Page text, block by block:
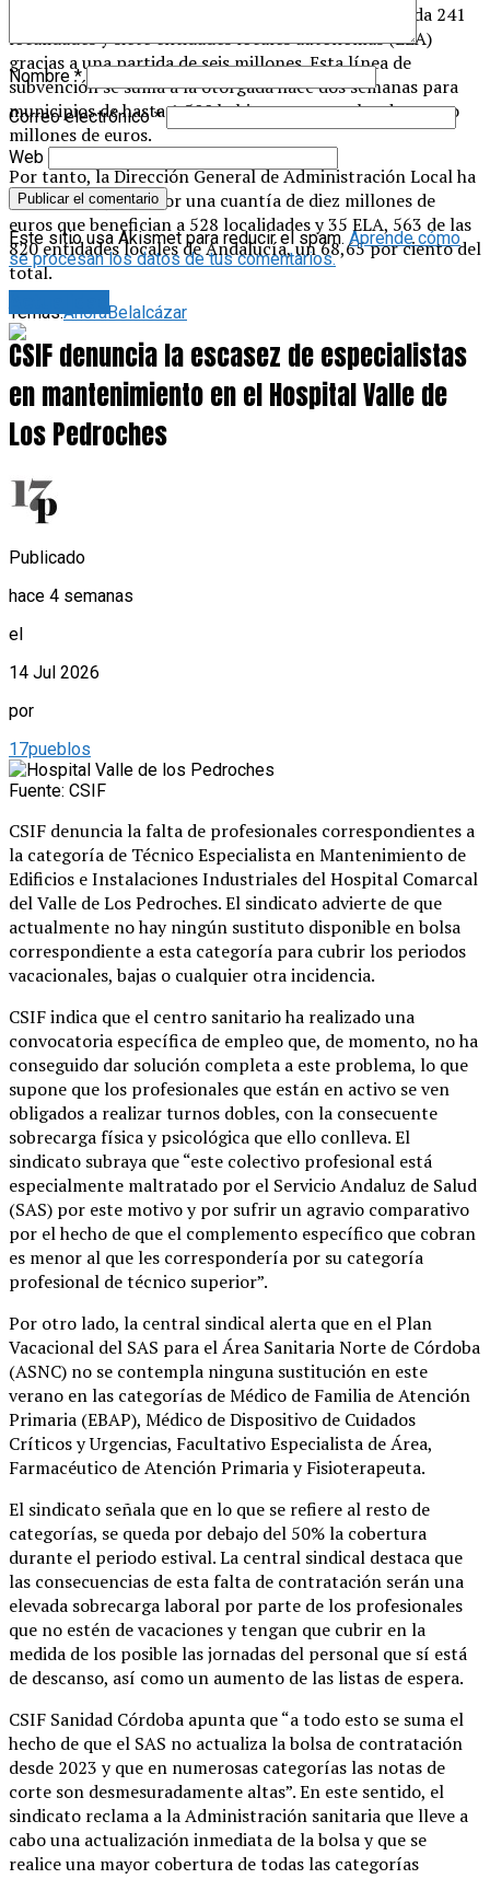
En total, en Andalucía se beneficiarán de esta medida 241
localidades y siete entidades locales autónomas (ELA)
gracias a una partida de seis millones. Esta línea de
subvención se suma a la otorgada hace dos semanas para
municipios de hasta 1.500 habitantes por valor de cuatro
millones de euros.
Por tanto, la Dirección General de Administración Local ha
impulsado ayudas por una cuantía de diez millones de
euros que benefician a 528 localidades y 35 ELA, 563 de las
820 entidades locales de Andalucía, un 68,65 por ciento del
total.
Temas:AñoraBelalcázar
Nombre*
Correo electrónico*
Web
Este sitio usa Akismet para reducir el spam. Aprende cómo
se procesan los datos de tus comentarios.
CSIF denuncia la escasez de especialistas
en mantenimiento en el Hospital Valle de
Los Pedroches
Publicado
hace 4 semanas
el
14 Jul 2026
por
17pueblos
Fuente: CSIF
CSIF denuncia la falta de profesionales correspondientes a
la categoría de Técnico Especialista en Mantenimiento de
Edificios e Instalaciones Industriales del Hospital Comarcal
del Valle de Los Pedroches. El sindicato advierte de que
actualmente no hay ningún sustituto disponible en bolsa
correspondiente a esta categoría para cubrir los periodos
vacacionales, bajas o cualquier otra incidencia.
CSIF indica que el centro sanitario ha realizado una
convocatoria específica de empleo que, de momento, no ha
conseguido dar solución completa a este problema, lo que
supone que los profesionales que están en activo se ven
obligados a realizar turnos dobles, con la consecuente
sobrecarga física y psicológica que ello conlleva. El
sindicato subraya que “este colectivo profesional está
especialmente maltratado por el Servicio Andaluz de Salud
(SAS) por este motivo y por sufrir un agravio comparativo
por el hecho de que el complemento específico que cobran
es menor al que les correspondería por su categoría
profesional de técnico superior”.
Por otro lado, la central sindical alerta que en el Plan
Vacacional del SAS para el Área Sanitaria Norte de Córdoba
(ASNC) no se contempla ninguna sustitución en este
verano en las categorías de Médico de Familia de Atención
Primaria (EBAP), Médico de Dispositivo de Cuidados
Críticos y Urgencias, Facultativo Especialista de Área,
Farmacéutico de Atención Primaria y Fisioterapeuta.
El sindicato señala que en lo que se refiere al resto de
categorías, se queda por debajo del 50% la cobertura
durante el periodo estival. La central sindical destaca que
las consecuencias de esta falta de contratación serán una
elevada sobrecarga laboral por parte de los profesionales
que no estén de vacaciones y tengan que cubrir en la
medida de los posible las jornadas del personal que sí está
de descanso, así como un aumento de las listas de espera.
CSIF Sanidad Córdoba apunta que “a todo esto se suma el
hecho de que el SAS no actualiza la bolsa de contratación
desde 2023 y que en numerosas categorías las notas de
corte son desmesuradamente altas”. En este sentido, el
sindicato reclama a la Administración sanitaria que lleve a
cabo una actualización inmediata de la bolsa y que se
realice una mayor cobertura de todas las categorías